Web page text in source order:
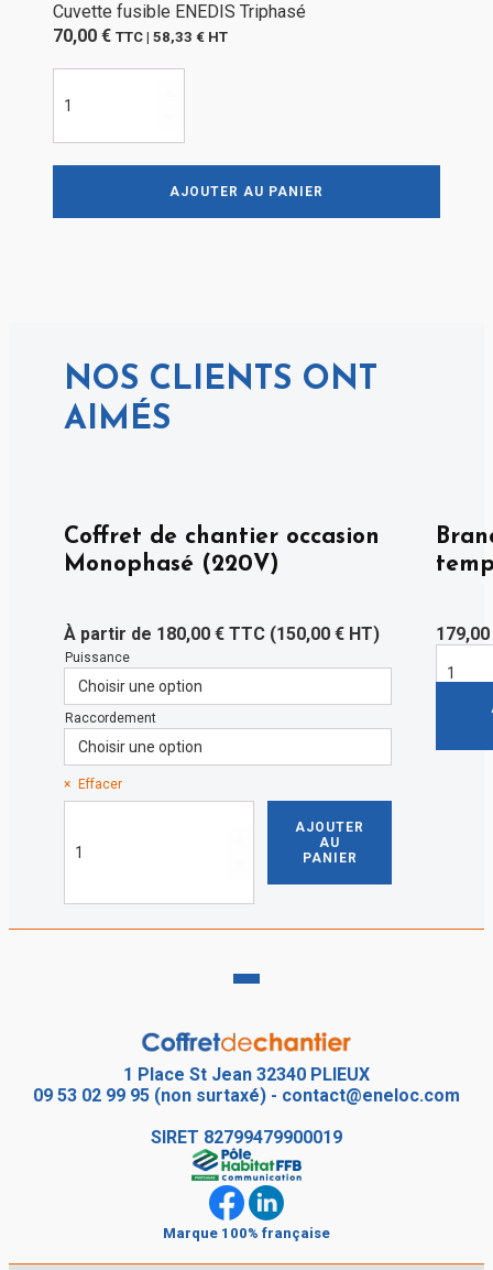
Cuvette fusible ENEDIS Triphasé
70,00 € TTC | 58,33 € HT
fusible
AJOUTER AU PANIER
NOS CLIENTS ONT
AIMÉS
Coffret de chantier occasion
Monophasé (220V)
À partir de 180,00 € TTC (150,00 € HT)
Puissance
Raccordement
Effacer
Coffret
Monophasé
(220V)
AJOUTER
AU
PANIER
179,00
1 Place St Jean 32340 PLIEUX
09 53 02 99 95 (non surtaxé) - contact@eneloc.com
SIRET 82799479900019
Marque 100% française